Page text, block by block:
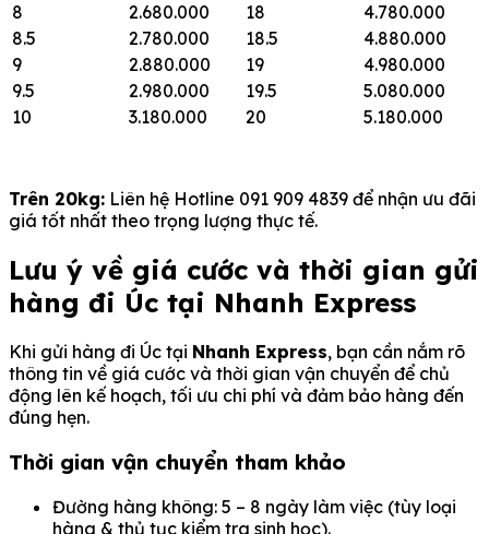
8
2.680.000 18
4.780.000
8.5
2.780.000 18.5
4.880.000
9
2.880.000 19
4.980.000
9.5
2.980.000 19.5
5.080.000
10
3.180.000 20 5.180.000
Trên 20kg: Liên hệ Hotline 091 909 4839 để nhận ưu đãi
giá tốt nhất theo trọng lượng thực tế.
Lưu ý về giá cước và thời gian gửi
hàng đi Úc tại Nhanh Express
Khi gửi hàng đi Úc tại Nhanh Express, bạn cần nắm rõ
thông tin về giá cước và thời gian vận chuyển để chủ
động lên kế hoạch, tối ưu chi phí và đảm bảo hàng đến
đúng hẹn.
Thời gian vận chuyển tham khảo
Đường hàng không: 5 – 8 ngày làm việc (tùy loại
hàng & thủ tục kiểm tra sinh học).